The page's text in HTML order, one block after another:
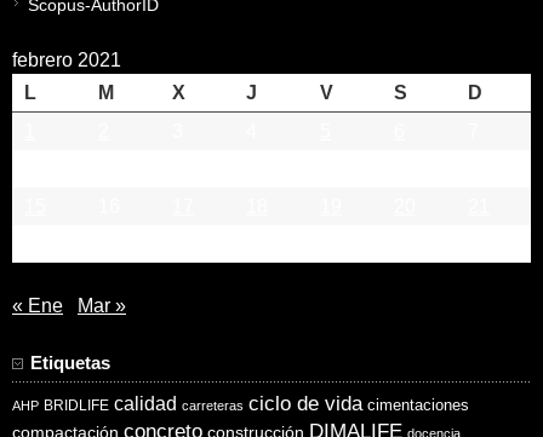
Scopus-AuthorID
febrero 2021
L
M X J V S
D
« Ene Mar »
Etiquetas
AHP BRIDLIFE calidad carreteras ciclo de vida cimentaciones
compactación concreto construcción DIMALIFE docencia